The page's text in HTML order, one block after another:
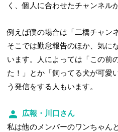
く、個人に合わせたチャンネル
例えば僕の場合は「二橋チャン
そこでは勤怠報告のほか、気に
います。人によっては「この
た！」とか「飼ってる犬が可愛
う発信をする人もいます。
広報・川口さん
私は他のメンバーのワンちゃん